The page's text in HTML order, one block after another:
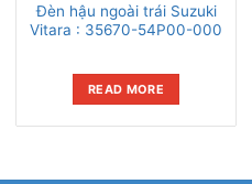
Đèn hậu ngoài trái Suzuki
Vitara : 35670-54P00-000
READ MORE